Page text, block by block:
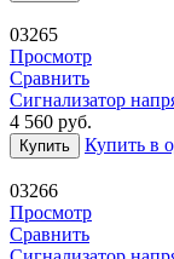
03265
Просмотр
Сравнить
Сигнализатор
4 560 руб.
Купить Купить в
03266
Просмотр
Сравнить